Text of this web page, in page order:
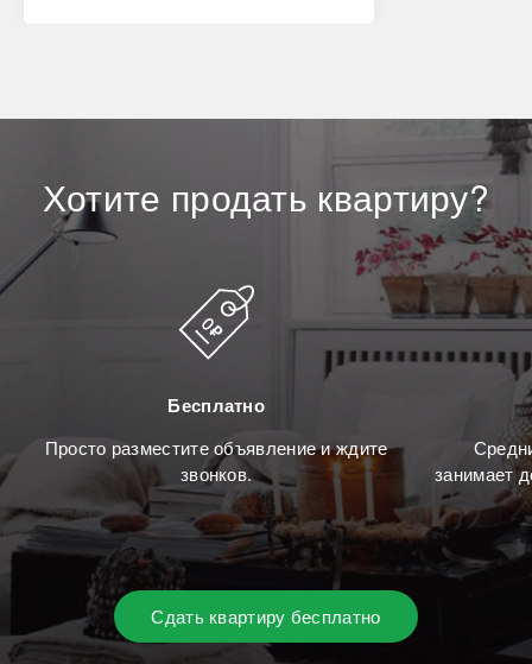
Хотите продать квартиру?
Бесплатно
Просто разместите объявление и ждите
звонков.
занимает
Сдать квартиру бесплатно